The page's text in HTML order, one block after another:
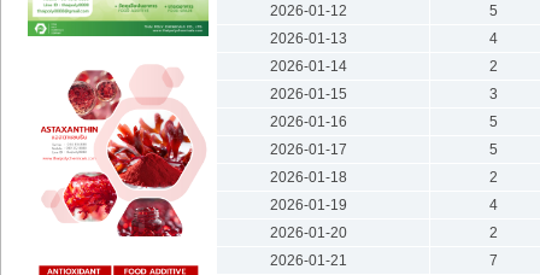
2026-01-12
5
2026-01-13
4
2026-01-14
2
2026-01-15
3
2026-01-16
5
2026-01-17
5
2026-01-18
2
2026-01-19
4
2026-01-20
2
2026-01-21
7